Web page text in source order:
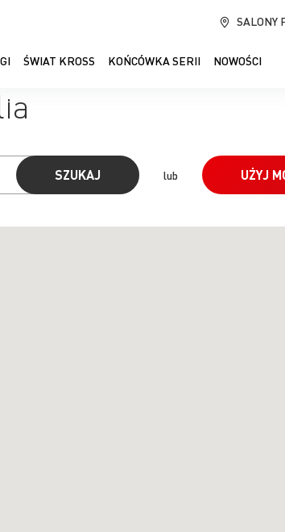
SALONY
ŚWIAT KROSS KOŃCÓWKA SERII NOWOŚCI
SZUKAJ lub UŻYJ